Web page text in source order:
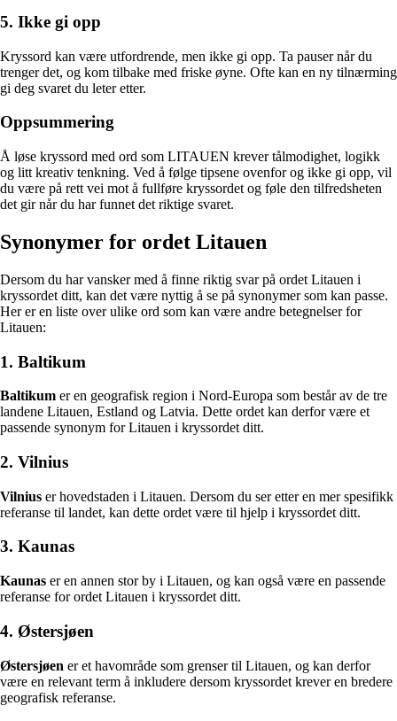
5. Ikke gi opp
Kryssord kan være utfordrende, men ikke gi opp. Ta pauser når du
trenger det, og kom tilbake med friske øyne. Ofte kan en ny tilnærming
gi deg svaret du leter etter.
Oppsummering
Å løse kryssord med ord som LITAUEN krever tålmodighet, logikk
og litt kreativ tenkning. Ved å følge tipsene ovenfor og ikke gi opp, vil
du være på rett vei mot å fullføre kryssordet og føle den tilfredsheten
det gir når du har funnet det riktige svaret.
Synonymer for ordet Litauen
Dersom du har vansker med å finne riktig svar på ordet Litauen i
kryssordet ditt, kan det være nyttig å se på synonymer som kan passe.
Her er en liste over ulike ord som kan være andre betegnelser for
Litauen:
1. Baltikum
Baltikum er en geografisk region i Nord-Europa som består av de tre
landene Litauen, Estland og Latvia. Dette ordet kan derfor være et
passende synonym for Litauen i kryssordet ditt.
2. Vilnius
Vilnius er hovedstaden i Litauen. Dersom du ser etter en mer spesifikk
referanse til landet, kan dette ordet være til hjelp i kryssordet ditt.
3. Kaunas
Kaunas er en annen stor by i Litauen, og kan også være en passende
referanse for ordet Litauen i kryssordet ditt.
4. Østersjøen
Østersjøen er et havområde som grenser til Litauen, og kan derfor
være en relevant term å inkludere dersom kryssordet krever en bredere
geografisk referanse.